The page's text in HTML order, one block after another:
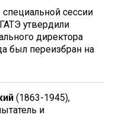
сессии
утвердили
директора
был переизбран на
(1863-1945),
и